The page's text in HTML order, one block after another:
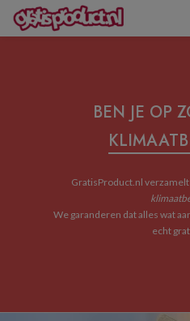
BEN JE OP
GratisProduct.nl
We garanderen dat alles wat
echt